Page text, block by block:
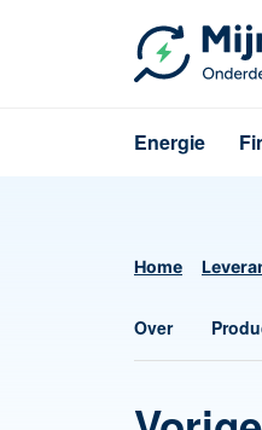
Energie
Home
Over